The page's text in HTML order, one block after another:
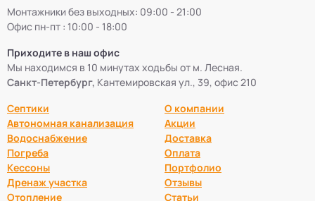
Монтажники без выходных: 09:00 - 21:00
Офис пн-пт : 10:00 - 18:00
Приходите в наш офис
Мы находимся в 10 минутах ходьбы от м. Лесная.
Санкт-Петербург, Кантемировская ул., 39, офис 210
Септики
Автономная канализация
Водоснабжение
Погреба
Кессоны
Дренаж участка
Отопление
О компании
Акции
Доставка
Оплата
Портфолио
Отзывы
Статьи